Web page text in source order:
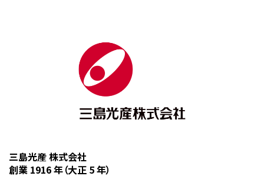
三島光産 株式会社
創業 1916 年（大正 5 年）